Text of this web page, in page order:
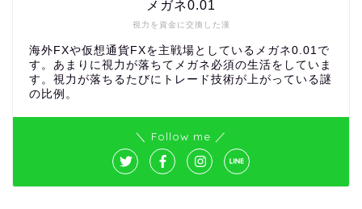
視力を資金に交換した漢
メガネ0.01
海外FXや仮想通貨FXを主戦場としているメガネ0.01で
す。あまりに視力が落ちてメガネ必須の生活をしていま
す。視力が落ちるたびにトレード技術が上がっている謎
の比例。
＼ Follow me ／